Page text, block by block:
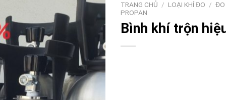
TRANG CHỦ / LOẠI KHÍ ĐO / ĐO
PROPAN
Bình khí trộn